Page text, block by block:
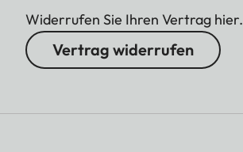
Widerrufen Sie Ihren Vertrag hier.
Vertrag widerrufen